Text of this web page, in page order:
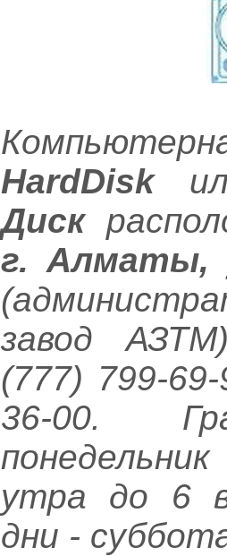
HardDisk
Диск
г. Алматы,
завод
(777) 799-
36-00.
утра до 6
дни -